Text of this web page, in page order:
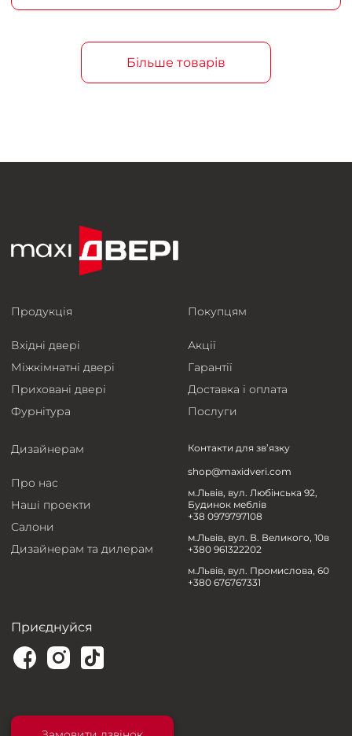
Більше товарів
Продукція
Вхідні двері
Міжкімнатні двері
Приховані двері
Фурнітура
Покупцям
Акції
Гарантії
Доставка і оплата
Послуги
Дизайнерам
Про нас
Наші проекти
Салони
Дизайнерам та дилерам
Контакти для зв’язку
shop@maxidveri.com
м.Львів, вул. Любінська 92,
Будинок меблів
+38 0979797108
м.Львів, вул. В. Великого, 10в
+380 961322202
м.Львів, вул. Промислова, 60
+380 676767331
Приєднуйся